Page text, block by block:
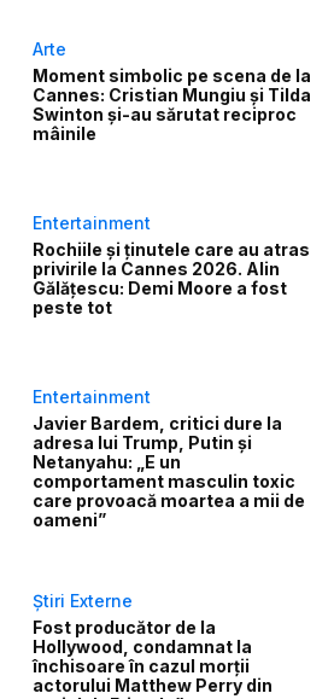
Arte
Moment simbolic pe scena de la
Cannes: Cristian Mungiu și Tilda
Swinton și-au sărutat reciproc
mâinile
Entertainment
Rochiile și ținutele care au atras
privirile la Cannes 2026. Alin
Gălățescu: Demi Moore a fost
peste tot
Entertainment
Javier Bardem, critici dure la
adresa lui Trump, Putin și
Netanyahu: „E un
comportament masculin toxic
care provoacă moartea a mii de
oameni”
Știri Externe
Fost producător de la
Hollywood, condamnat la
închisoare în cazul morții
actorului Matthew Perry din